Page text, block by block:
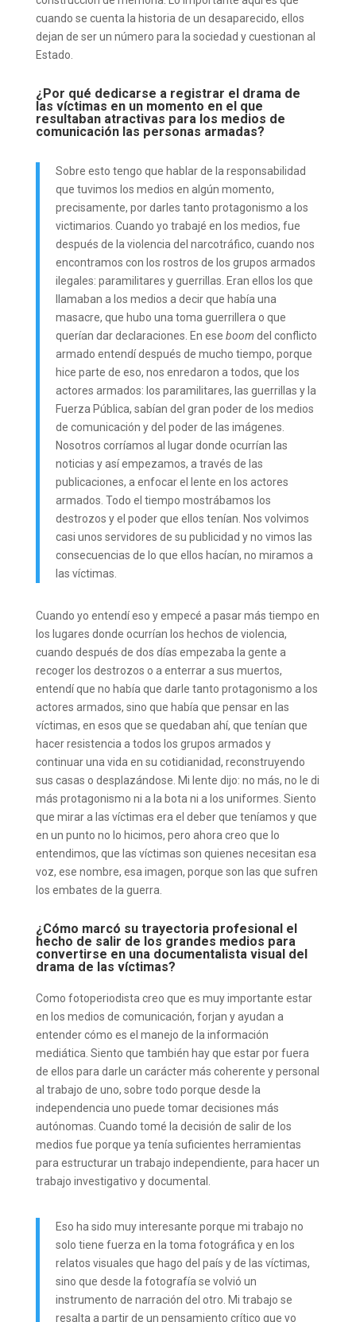
cuando se cuenta la historia de un desaparecido, ellos
dejan de ser un número para la sociedad y cuestionan al
Estado.
¿Por qué dedicarse a registrar el drama de
las víctimas en un momento en el que
resultaban atractivas para los medios de
comunicación las personas armadas?
Sobre esto tengo que hablar de la responsabilidad
que tuvimos los medios en algún momento,
precisamente, por darles tanto protagonismo a los
victimarios. Cuando yo trabajé en los medios, fue
después de la violencia del narcotráfico, cuando nos
encontramos con los rostros de los grupos armados
ilegales: paramilitares y guerrillas. Eran ellos los que
llamaban a los medios a decir que había una
masacre, que hubo una toma guerrillera o que
querían dar declaraciones. En ese boom del conflicto
armado entendí después de mucho tiempo, porque
hice parte de eso, nos enredaron a todos, que los
actores armados: los paramilitares, las guerrillas y la
Fuerza Pública, sabían del gran poder de los medios
de comunicación y del poder de las imágenes.
Nosotros corríamos al lugar donde ocurrían las
noticias y así empezamos, a través de las
publicaciones, a enfocar el lente en los actores
armados. Todo el tiempo mostrábamos los
destrozos y el poder que ellos tenían. Nos volvimos
casi unos servidores de su publicidad y no vimos las
consecuencias de lo que ellos hacían, no miramos a
las víctimas.
Cuando yo entendí eso y empecé a pasar más tiempo en
los lugares donde ocurrían los hechos de violencia,
cuando después de dos días empezaba la gente a
recoger los destrozos o a enterrar a sus muertos,
entendí que no había que darle tanto protagonismo a los
actores armados, sino que había que pensar en las
víctimas, en esos que se quedaban ahí, que tenían que
hacer resistencia a todos los grupos armados y
continuar una vida en su cotidianidad, reconstruyendo
sus casas o desplazándose. Mi lente dijo: no más, no le di
más protagonismo ni a la bota ni a los uniformes. Siento
que mirar a las víctimas era el deber que teníamos y que
en un punto no lo hicimos, pero ahora creo que lo
entendimos, que las víctimas son quienes necesitan esa
voz, ese nombre, esa imagen, porque son las que sufren
los embates de la guerra.
¿Cómo marcó su trayectoria profesional el
hecho de salir de los grandes medios para
convertirse en una documentalista visual del
drama de las víctimas?
Como fotoperiodista creo que es muy importante estar
en los medios de comunicación, forjan y ayudan a
entender cómo es el manejo de la información
mediática. Siento que también hay que estar por fuera
de ellos para darle un carácter más coherente y personal
al trabajo de uno, sobre todo porque desde la
independencia uno puede tomar decisiones más
autónomas. Cuando tomé la decisión de salir de los
medios fue porque ya tenía suficientes herramientas
para estructurar un trabajo independiente, para hacer un
trabajo investigativo y documental.
Eso ha sido muy interesante porque mi trabajo no
solo tiene fuerza en la toma fotográfica y en los
relatos visuales que hago del país y de las víctimas,
sino que desde la fotografía se volvió un
instrumento de narración del otro. Mi trabajo se
resalta a partir de un pensamiento crítico que yo